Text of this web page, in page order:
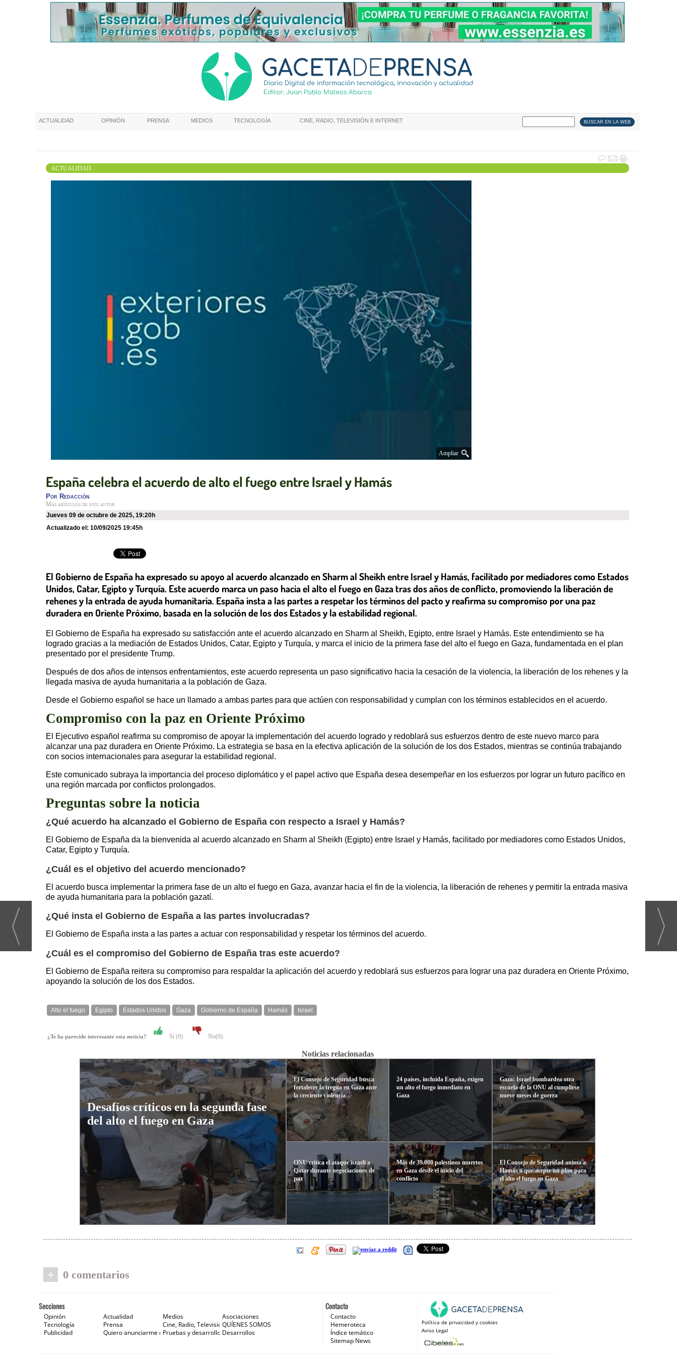
ACTUALIDAD OPINIÓN PRENSA MEDIOS TECNOLOGÍA CINE, RADIO, TELEVISIÓN E INTERNET
ACTUALIDAD
Ampliar
España celebra el acuerdo de alto el fuego entre Israel y Hamás
Por Redacción
Más artículos de este autor
jueves 09 de octubre de 2025, 19:20h
Actualizado el: 10/09/2025 19:45h
El Gobierno de España ha expresado su apoyo al acuerdo alcanzado en Sharm al Sheikh entre Israel y Hamás, facilitado por mediadores como Estados
Unidos, Catar, Egipto y Turquía. Este acuerdo marca un paso hacia el alto el fuego en Gaza tras dos años de conflicto, promoviendo la liberación de
rehenes y la entrada de ayuda humanitaria. España insta a las partes a respetar los términos del pacto y reafirma su compromiso por una paz
duradera en Oriente Próximo, basada en la solución de los dos Estados y la estabilidad regional.
El Gobierno de España ha expresado su satisfacción ante el acuerdo alcanzado en Sharm al Sheikh, Egipto, entre Israel y Hamás. Este entendimiento se ha
logrado gracias a la mediación de Estados Unidos, Catar, Egipto y Turquía, y marca el inicio de la primera fase del alto el fuego en Gaza, fundamentada en el plan
presentado por el presidente Trump.
Después de dos años de intensos enfrentamientos, este acuerdo representa un paso significativo hacia la cesación de la violencia, la liberación de los rehenes y la
llegada masiva de ayuda humanitaria a la población de Gaza.
Desde el Gobierno español se hace un llamado a ambas partes para que actúen con responsabilidad y cumplan con los términos establecidos en el acuerdo.
Compromiso con la paz en Oriente Próximo
El Ejecutivo español reafirma su compromiso de apoyar la implementación del acuerdo logrado y redoblará sus esfuerzos dentro de este nuevo marco para
alcanzar una paz duradera en Oriente Próximo. La estrategia se basa en la efectiva aplicación de la solución de los dos Estados, mientras se continúa trabajando
con socios internacionales para asegurar la estabilidad regional.
Este comunicado subraya la importancia del proceso diplomático y el papel activo que España desea desempeñar en los esfuerzos por lograr un futuro pacífico en
una región marcada por conflictos prolongados.
Preguntas sobre la noticia
¿Qué acuerdo ha alcanzado el Gobierno de España con respecto a Israel y Hamás?
El Gobierno de España da la bienvenida al acuerdo alcanzado en Sharm al Sheikh (Egipto) entre Israel y Hamás, facilitado por mediadores como Estados Unidos,
Catar, Egipto y Turquía.
¿Cuál es el objetivo del acuerdo mencionado?
El acuerdo busca implementar la primera fase de un alto el fuego en Gaza, avanzar hacia el fin de la violencia, la liberación de rehenes y permitir la entrada masiva
de ayuda humanitaria para la población gazatí.
¿Qué insta el Gobierno de España a las partes involucradas?
El Gobierno de España insta a las partes a actuar con responsabilidad y respetar los términos del acuerdo.
¿Cuál es el compromiso del Gobierno de España tras este acuerdo?
El Gobierno de España reitera su compromiso para respaldar la aplicación del acuerdo y redoblará sus esfuerzos para lograr una paz duradera en Oriente Próximo,
apoyando la solución de los dos Estados.
Alto el fuego Egipto Estados Unidos Gaza Gobierno de España Hamás Israel
¿Te ha parecido interesante esta noticia? Si (0) No(0)
Noticias relacionadas
Desafíos críticos en la segunda fase
del alto el fuego en Gaza
El Consejo de Seguridad busca
fortalecer la tregua en Gaza ante
la creciente violencia
ONU critica el ataque israelí a
Qatar durante negociaciones de
paz
24 países, incluida España, exigen
un alto el fuego inmediato en
Gaza
Más de 39.000 palestinos muertos
en Gaza desde el inicio del
conflicto
Gaza: Israel bombardea otra
escuela de la ONU al cumplirse
nueve meses de guerra
El Consejo de Seguridad anima a
Hamás a que acepte un plan para
el alto el fuego en Gaza
+ 0 comentarios
Contacto
Contacto
Hemeroteca
Índice temático
Sitemap News
Política de privacidad y cookies
Aviso Legal
Secciones
Opinión Actualidad Medios
Asociaciones
Tecnología
Prensa Cine, Radio, Televisión e Internet
QUÍENES SOMOS
Publicidad
Quiero anunciarme en Gaceta de Prensa
Pruebas y desarrollosDesarrollos